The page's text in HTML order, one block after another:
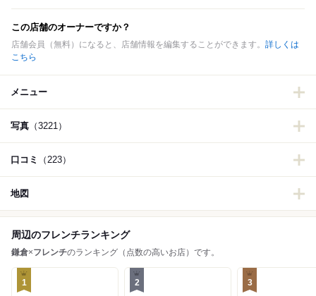
この店舗のオーナーですか？
店舗会員（無料）になると、店舗情報を編集することができます。 詳しくは
こちら
メニュー
写真 （3221）
口コミ （223）
地図
周辺のフレンチランキング
鎌倉×フレンチのランキング（点数の高いお店）です。
1 2 3